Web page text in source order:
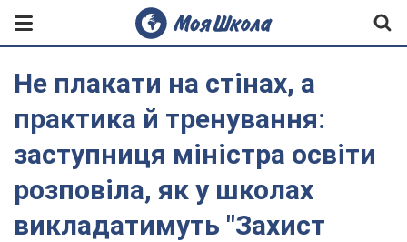
Не плакати на стінах, а
практика й тренування:
заступниця міністра освіти
розповіла, як у школах
викладатимуть "Захист